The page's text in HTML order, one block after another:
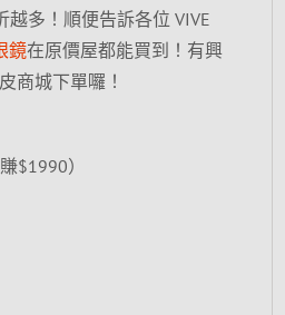
多！順便告訴各位 VIVE
鏡在原價屋都能買到！有興
商城下單囉！
$1990）